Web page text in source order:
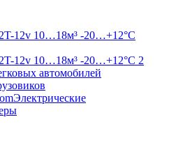
автомобилей
Электрические